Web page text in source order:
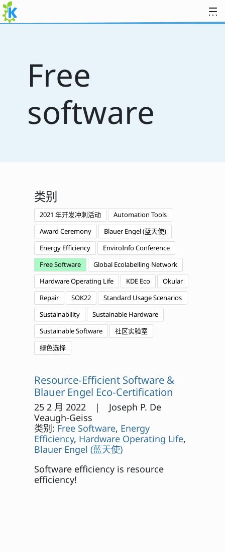
跳至内容
Free
software
类别
2021 年开发冲刺活动
Automation Tools
Award Ceremony
Blauer Engel (蓝天使)
Energy Efficiency
EnviroInfo Conference
Free Software
Global Ecolabelling Network
Hardware Operating Life
KDE Eco
Okular
Repair
SOK22
Standard Usage Scenarios
Sustainability
Sustainable Hardware
Sustainable Software
社区实验室
绿色选择
Resource-Efficient Software &
Blauer Engel Eco-Certification
25 2 月 2022 | Joseph P. De
Veaugh-Geiss
类别: Free Software, Energy
Efficiency, Hardware Operating Life,
Blauer Engel (蓝天使)
Software efficiency is resource
efficiency!